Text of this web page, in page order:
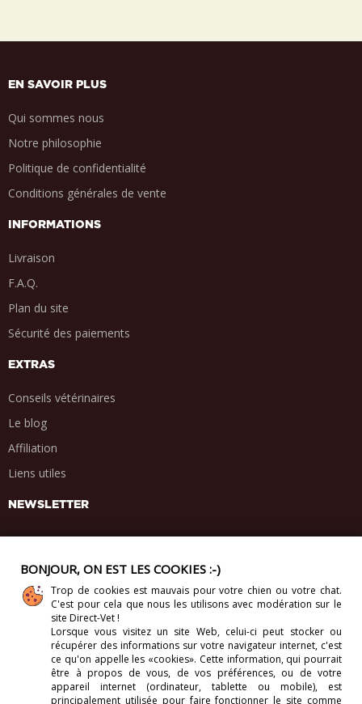
EN SAVOIR PLUS
Qui sommes nous
Notre philosophie
Politique de confidentialité
Conditions générales de vente
INFORMATIONS
Livraison
F.A.Q.
Plan du site
Sécurité des paiements
EXTRAS
Conseils vétérinaires
Le blog
Affiliation
Liens utiles
NEWSLETTER
PARTAGE SOCIAL
. .
Copyright 2012-2026. Direct-Vet BV. Tous droits réservés.
BONJOUR, ON EST LES COOKIES :-)
Trop de cookies est mauvais pour votre chien ou votre chat.
C'est pour cela que nous les utilisons avec modération sur le
site Direct-Vet !
Lorsque vous visitez un site Web, celui-cipeut stocker ou
récupérer des informations sur votre navigateur internet, c'est
ce qu'on appelle les «cookies». Cette information, qui pourrait
être à propos de vous, de vos préférences, ou de votre
appareil internet (ordinateur, tablette ou mobile), est
principalement utilisée pour faire fonctionner le site comme